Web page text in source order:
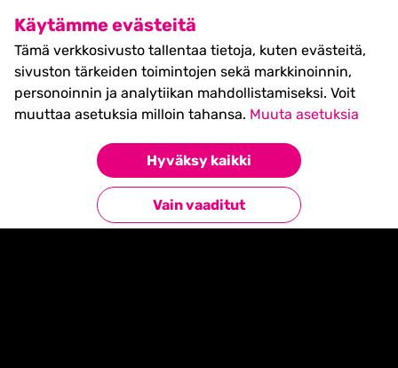
Käytämme evästeitä
Tämä verkkosivusto tallentaa tietoja, kuten evästeitä,
sivuston tärkeiden toimintojen sekä markkinoinnin,
personoinnin ja analytiikan mahdollistamiseksi. Voit
muuttaa asetuksia milloin tahansa. Muuta asetuksia
Hyväksy kaikki
Vain vaaditut
SHIFT Business Festival
27.5.2027, Turku - liput
myynnissä nyt! >>
Timetable events»TBA
TBA